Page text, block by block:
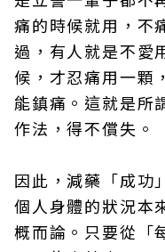
痛的時候就用，不
過，有人就是不愛
候，才忍痛用一顆
能鎮痛。這就是所
作法，得不償失。
因此，減藥「成功
個人身體的狀況本
概而論。只要從「